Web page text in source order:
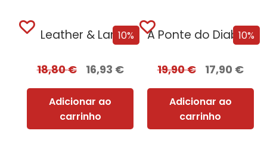
10%
Leather & Lark
18,80€ 16,93 €
Adicionar ao
carrinho
10%
A Ponte do Diabo + Oferta Recordação...
19,90€ 17,90 €
Adicionar ao
carrinho